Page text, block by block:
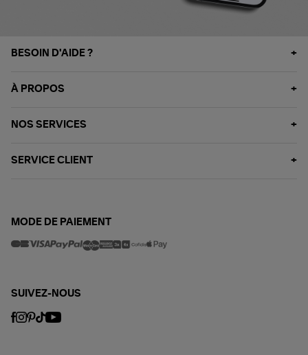
BESOIN D'AIDE ?
À PROPOS
NOS SERVICES
SERVICE CLIENT
MODE DE PAIEMENT
SUIVEZ-NOUS